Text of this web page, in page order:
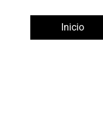
Inicio